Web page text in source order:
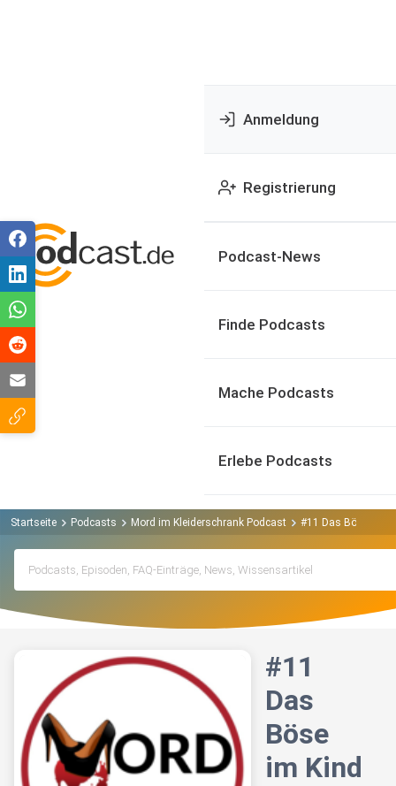
Anmeldung
Registrierung
Podcast-News
Finde Podcasts
Mache Podcasts
Erlebe Podcasts
Startseite Podcasts Mord im Kleiderschrank Podcast #11 Das Böse im
#11
Das
Böse
im Kind